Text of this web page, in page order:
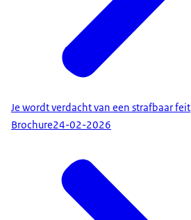
Je wordt verdacht van een strafbaar feit
Brochure24-02-2026